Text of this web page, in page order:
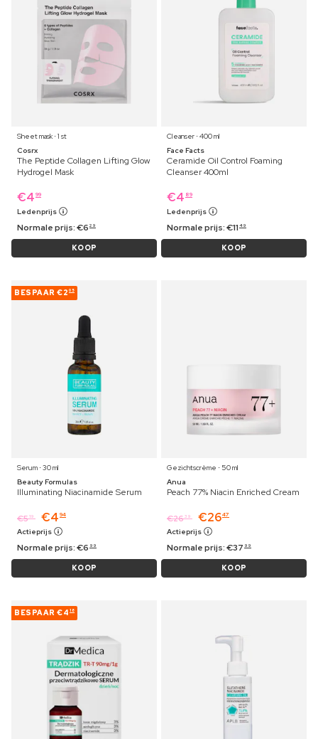
Sheet mask ⋅ 1 st
Cosrx
The Peptide Collagen Lifting Glow
Hydrogel Mask
€4 99
Ledenprijs
Normale prijs:€6 29
KOOP
Cleanser ⋅ 400 ml
Face Facts
Ceramide Oil Control Foaming
Cleanser 400ml
€4 89
Ledenprijs
Normale prijs:€11 49
KOOP
BESPAAR €2 05
Serum ⋅ 30 ml
Beauty Formulas
Illuminating Niacinamide Serum
€519 €4 94
Actieprijs
Normale prijs:€6 99
KOOP
Gezichtscrème ⋅ 50 ml
Anua
Peach 77% Niacin Enriched Cream
€2639 €2647
Actieprijs
Normale prijs:€37 99
KOOP
BESPAAR €4 18